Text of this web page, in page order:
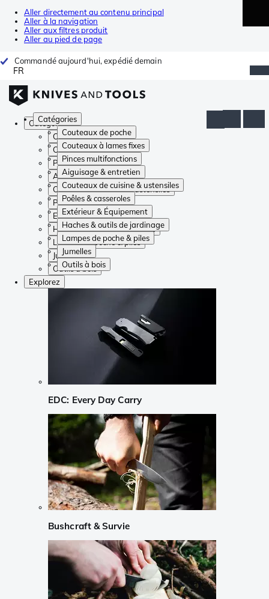
Aller directement au contenu principal
Aller à la navigation
Aller aux filtres produit
Aller au pied de page
Commandé aujourd'hui, expédié demain
FR
Catégories
Couteaux de poche
Couteaux à lames fixes
Pinces multifonctions
Aiguisage & entretien
Couteaux de cuisine & ustensiles
Poêles & casseroles
Extérieur & Équipement
Haches & outils de jardinage
Lampes de poche & piles
Jumelles
Outils à bois
Catégories
Couteaux de poche
Couteaux à lames fixes
Pinces multifonctions
Aiguisage & entretien
Couteaux de cuisine & ustensiles
Poêles & casseroles
Extérieur & Équipement
Haches & outils de jardinage
Lampes de poche & piles
Jumelles
Outils à bois
Explorez
EDC: Every Day Carry
Bushcraft & Survie